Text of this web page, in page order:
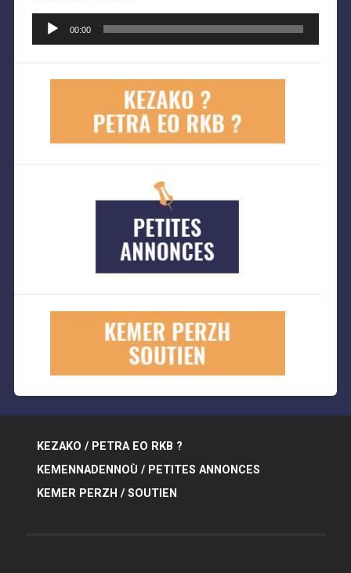
audio
00:00
KEZAKO / PETRA EO RKB ?
KEMENNADENNOÙ / PETITES ANNONCES
KEMER PERZH / SOUTIEN